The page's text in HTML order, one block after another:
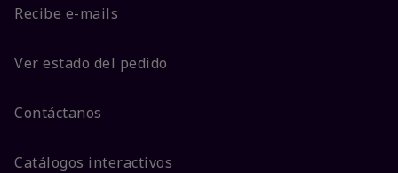
Recibe e-mails
Ver estado del pedido
Contáctanos
Catálogos interactivos